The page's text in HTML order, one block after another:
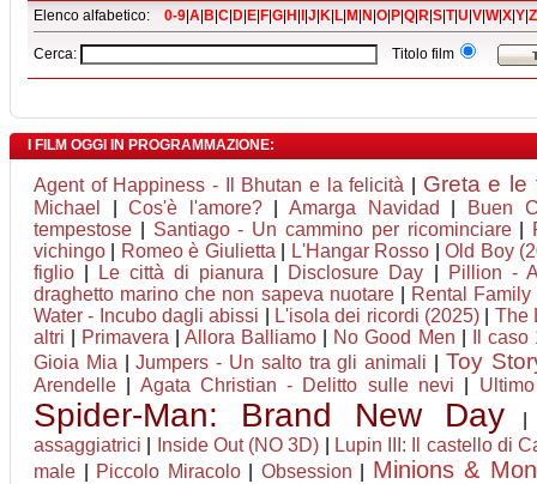
Elenco alfabetico: 0-9|A|B|C|D|E|F|G|H|I|J|K|L|M|N|O|P|Q|R|S|T|U|V|W|X|Y|Z
Cerca: Titolo film
I FILM OGGI IN PROGRAMMAZIONE:
Agent of Happiness - Il Bhutan e la felicità Greta e le
Michael |Cos'è l'amore?|Amarga Navidad
Buen
tempestose
Santiago - Un cammino per ricominciare|
vichingo
Romeo è Giulietta L'Hangar Rosso |Old Boy
figlio
Le città di pianura Disclosure Day
Pillion -
draghetto marino che non sapeva nuotare|
Rental
Water - Incubo dagli abissi
L'isola dei ricordi (2025)
The
altri
Primavera |Allora Balliamo No Good Men
Il caso
Gioia Mia |Jumpers - Un salto tra gli animali Toy
Arendelle Agata Christian - Delitto sulle nevi
Spider-Man: Brand New Day
assaggiatrici
Inside Out (NO 3D)
Lupin III: Il castello di
male
Piccolo Miracolo| Obsession Minions &